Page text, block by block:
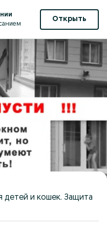
Открыть
детей и кошек. Защита